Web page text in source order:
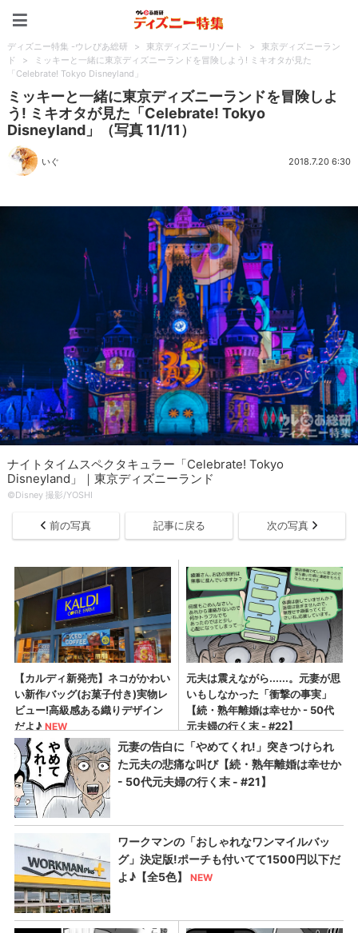
ディズニー特集 -ウレぴあ総研 > 東京ディズニーリゾート >
東京ディズニーラン
ド
>
ミッキーと一緒に東京ディズニーランドを冒険しよう! ミキオタが見た
「Celebrate! Tokyo Disneyland」
ミッキーと一緒に東京ディズニーランドを冒険しよ
う! ミキオタが見た「Celebrate! Tokyo
Disneyland」（写真 11/11）
いぐ 2018.7.20 6:30
ナイトタイムスペクタキュラー「Celebrate! Tokyo
Disneyland」｜東京ディズニーランド
©︎Disney 撮影/YOSHI
前の写真 記事に戻る 次の写真